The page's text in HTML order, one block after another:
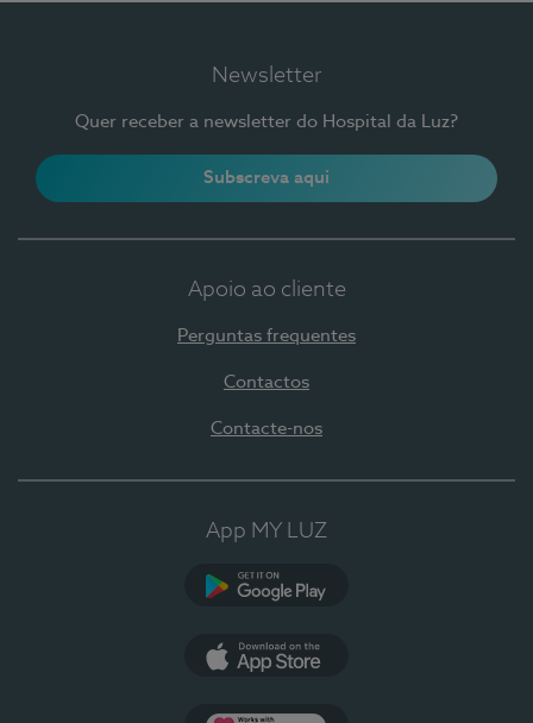
Newsletter
Quer receber a newsletter do Hospital da Luz?
Subscreva aqui
Apoio ao cliente
Perguntas frequentes
Contactos
Contacte-nos
App MY LUZ